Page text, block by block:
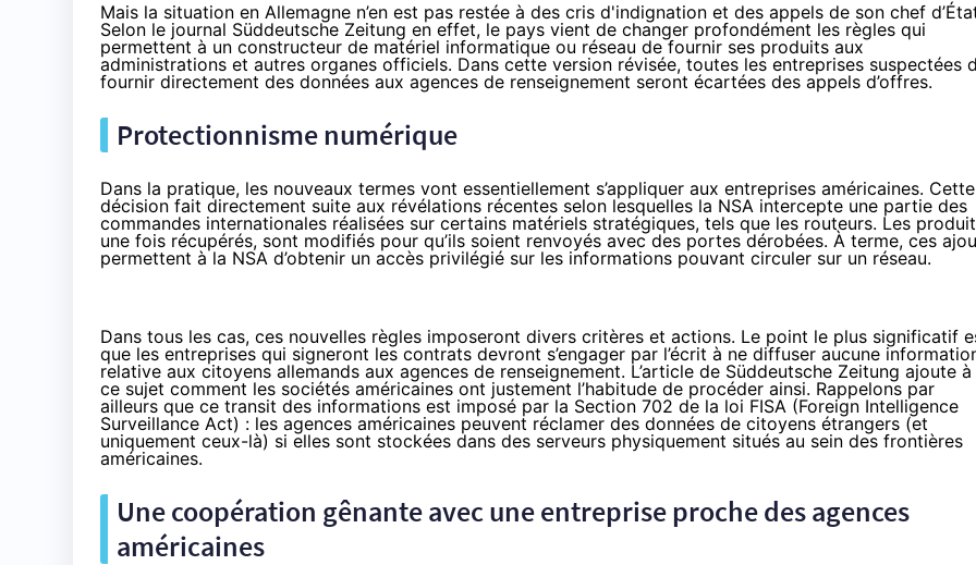
Mais la situation en Allemagne n’en est pas restée à des cris d'indignation et des appels de son chef
Selon le journal Süddeutsche Zeitung en effet, le pays vient de changer profondément les règles qui
permettent à un constructeur de matériel informatique ou réseau de fournir ses produits aux
administrations et autres organes officiels. Dans cette version révisée, toutes les entreprises suspectées
fournir directement des données aux agences de renseignement seront écartées des appels d’offres.
Protectionnisme numérique
Dans la pratique, les nouveaux termes vont essentiellement s’appliquer aux entreprises américaines. Cette
décision fait directement suite aux révélations récentes selon lesquelles la NSA intercepte une partie des
commandes internationales réalisées sur certains matériels stratégiques, tels que les routeurs. Les
une fois récupérés, sont modifiés pour qu’ils soient renvoyés avec des portes dérobées. À terme, ces
permettent à la NSA d’obtenir un accès privilégié sur les informations pouvant circuler sur un réseau.
Dans tous les cas, ces nouvelles règles imposeront divers critères et actions. Le point le plus significatif
que les entreprises qui signeront les contrats devront s’engager par l’écrit à ne diffuser aucune
relative aux citoyens allemands aux agences de renseignement. L’article de Süddeutsche Zeitung ajoute à
ce sujet comment les sociétés américaines ont justement l’habitude de procéder ainsi. Rappelons par
ailleurs que ce transit des informations est imposé par la Section 702 de la loi FISA (Foreign Intelligence
Surveillance Act) : les agences américaines peuvent réclamer des données de citoyens étrangers (et
uniquement ceux-là) si elles sont stockées dans des serveurs physiquement situés au sein des frontières
américaines.
Une coopération gênante avec une entreprise proche des agences
américaines